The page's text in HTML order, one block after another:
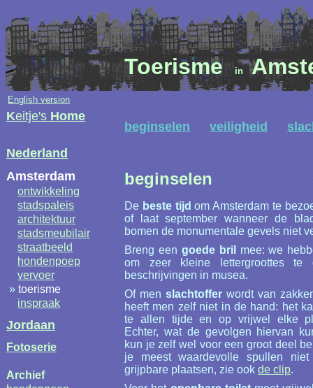
Toerismein
English version
Keitje'sHome
Nederland
Amsterdam
ontwikkeling
stadspaleis
architektuur
stadsmeubilair
straatbeeld
hondenpoep
vervoer
»toerisme
inspraak
Jordaan
Fotoserie
Archief
beginselen veiligheid
beginselen
Debeste tijdom Amsterdam te
of laat september wanneer de
bomen de monumentale gevels niet
Breng eengoede brilmee: we
om zeer kleine lettergroottes te
beschrijvingen in musea.
Of menslachtofferwordt van
heeft men zelf niet in de hand: het
te allen tijde en op vrijwel elke
Echter, wat de gevolgen hiervan
kun je zelf wel voor een groot deel
je meest waardevolle spullen
grijpbare plaatsen, zie ookde clip.